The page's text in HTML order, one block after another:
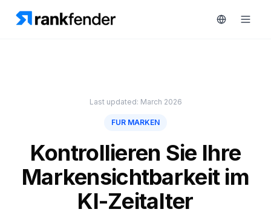
ÜBERWACHEN
RAIVE
Ressourcen
Kostenlose
Last updated: March 2026
FUR MARKEN
Kontrollieren Sie Ihre
Markensichtbarkeit im
KI-Zeitalter